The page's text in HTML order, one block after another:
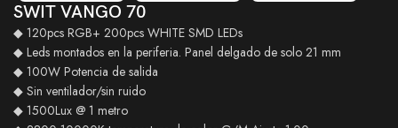
SWIT VANGO 70
◆ 120pcs RGB+ 200pcs WHITE SMD LEDs
◆ Leds montados en la periferia. Panel delgado de solo 21 mm
◆ 100W Potencia de salida
◆ Sin ventilador/sin ruido
◆ 1500Lux @ 1 metro